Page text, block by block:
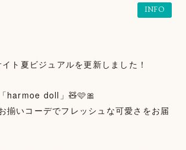
NEWS
INFO
ト夏ビジュアルを更新しました！
harmoe doll」🧸🩷🎀
揃いコーデでフレッシュな可愛さをお届